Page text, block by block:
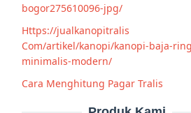
bogor275610096-jpg/
Https://jualkanopitralis
Com/artikel/kanopi/kanopi-baja-
minimalis-modern/
Cara Menghitung Pagar Tralis